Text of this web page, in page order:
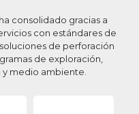
consolidado gracias a
con estándares de
de perforación
de exploración,
medio ambiente.